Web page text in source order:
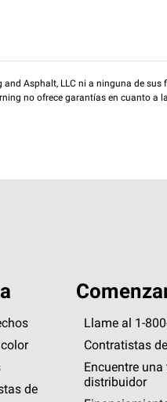
Asphalt, LLC ni a ninguna de sus
no ofrece garantías en cuanto
de
Llame al 1-800-
Contratistas
Encuentre
distribuidor